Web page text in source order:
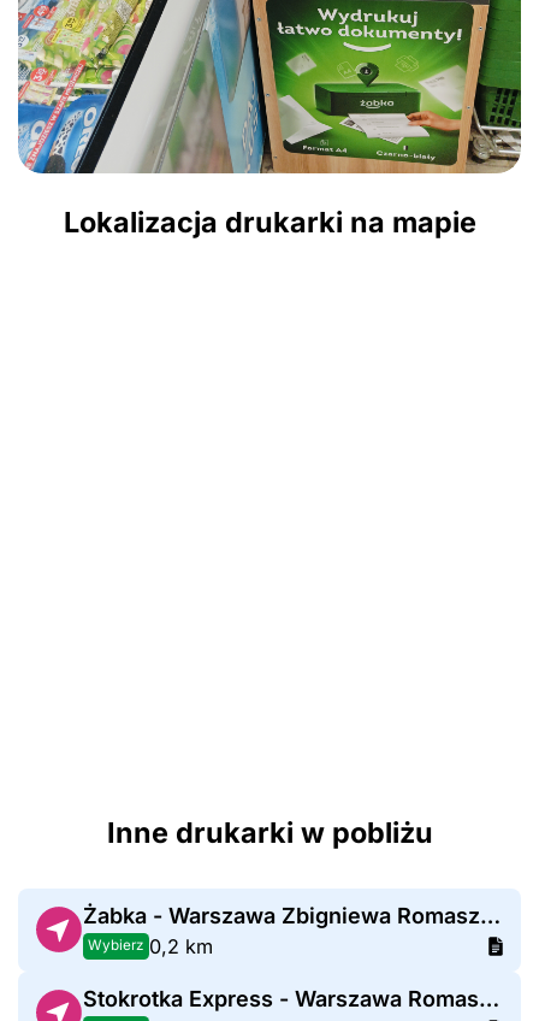
Lokalizacja drukarki na mapie
Inne drukarki w pobliżu
Żabka - Warszawa Zbigniewa Romaszewskiego 10
Wybierz 0,2 km
Stokrotka Express - Warszawa Romaszewskiego 6